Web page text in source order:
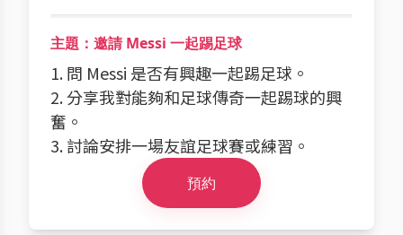
主題：邀請 Messi 一起踢足球
1. 問 Messi 是否有興趣一起踢足球。
2. 分享我對能夠和足球傳奇一起踢球的興
奮。
3. 討論安排一場友誼足球賽或練習。
預約